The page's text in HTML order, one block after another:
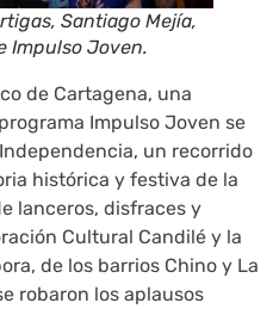
Santiago Mejía,
Impulso Joven.
de Cartagena, una
Impulso Joven se
un recorrido
histórica y festiva de la
lanceros, disfraces y
Cultural Candilé y la
de los barrios Chino y La
robaron los aplausos